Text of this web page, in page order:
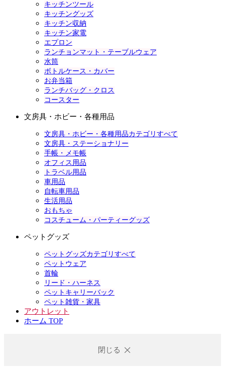
キッチンツール
キッチングッズ
キッチン収納
キッチン家電
エプロン
ランチョンマット・テーブルウェア
水筒
ボトルケース・カバー
お弁当箱
ランチバッグ・クロス
コースター
文房具・ホビー・各種用品
文房具・ホビー・各種用品カテゴリすべて
文房具・ステーショナリー
手帳・メモ帳
オフィス用品
トラベル用品
車用品
自転車用品
生活用品
おもちゃ
コスチューム・パーティーグッズ
ペットグッズ
ペットグッズカテゴリすべて
ペットウェア
首輪
リード・ハーネス
ペットキャリーバック
ペット雑貨・家具
アウトレット
ホーム TOP
閉じる